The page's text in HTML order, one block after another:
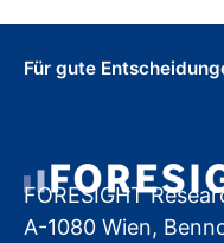
Für gute
FORESIGHT
A-1080 Wien,